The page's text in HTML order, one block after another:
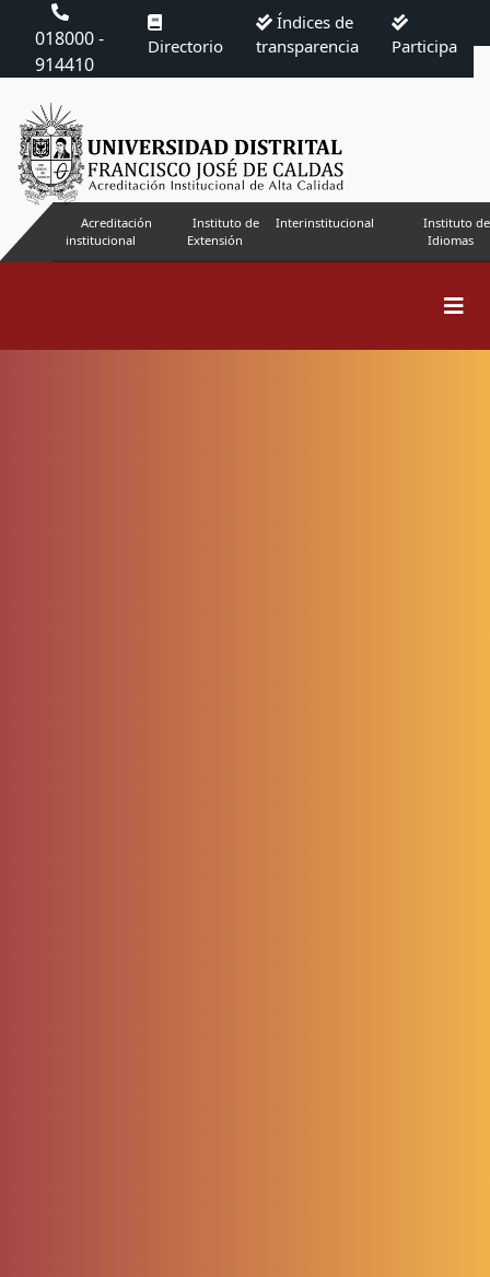
018000 -
914410
Directorio
Índices de
transparencia
Participa
Acreditación
institucional
Instituto de
Extensión
Interinstitucional
Instituto de
Idiomas